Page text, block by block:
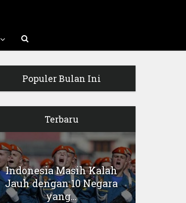
Populer Bulan Ini
Terbaru
Indonesia Masih Kalah
Jauh dengan 10 Negara
yang...